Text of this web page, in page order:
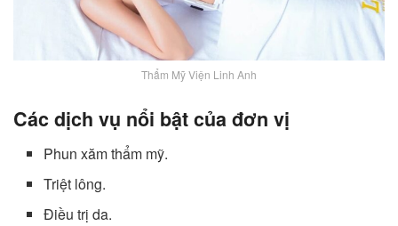
Thẩm Mỹ Viện Linh Anh
Các dịch vụ nổi bật của đơn vị
Phun xăm thẩm mỹ.
Triệt lông.
Điều trị da.